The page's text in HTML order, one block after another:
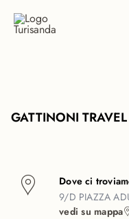
GATTINONI
Dove ci
9/D PIAZZA
vedi su mappa